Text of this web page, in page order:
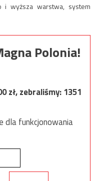
i wyższa warstwa, system
Polonia!
zł, zebraliśmy:1351
dla funkcjonowania